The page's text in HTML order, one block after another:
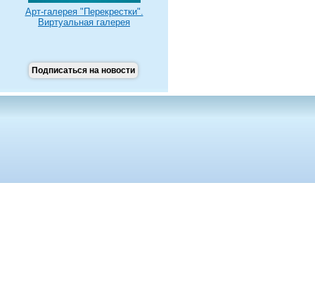
Арт-галерея "Перекрестки".
Виртуальная галерея
Подписаться на новости